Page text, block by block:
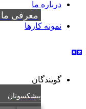
درباره ما
معرفی ما
نمونه کارها
گویندگان
پیشکسوتان